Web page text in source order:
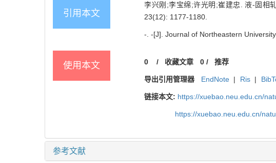
引用本文
李兴刚;李宝绵;许光明;崔建忠. 液-固相
23(12): 1177-1180.
-. -[J]. Journal of Northeastern
使用本文 0 / 收藏文章 0/ 推荐
导出引用管理器 EndNote | Ris |
链接本文: https://xuebao.neu.edu.cn/
https://xuebao.neu.edu.cn/
参考文献